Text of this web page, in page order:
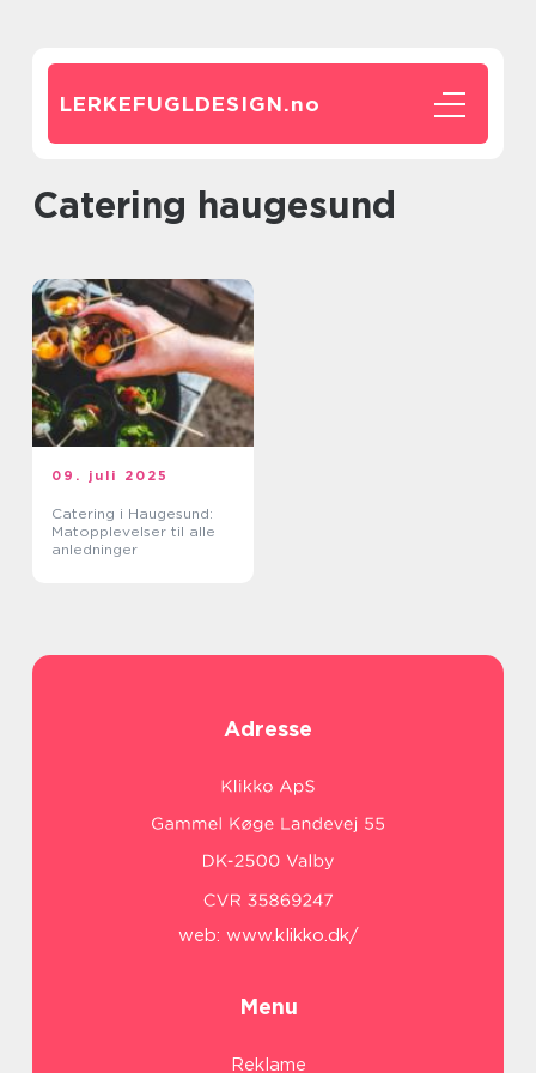
LERKEFUGLDESIGN.no
catering haugesund
09. juli 2025
Catering i Haugesund:
Matopplevelser til alle
anledninger
Adresse
web: www.klikko.dk/
Menu
Reklame